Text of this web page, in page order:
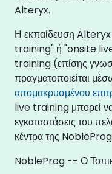
Alteryx.
Η εκπαίδευση Alteryx
training" ή "onsite
training (επίσης
πραγματοποιείται
απομακρυσμένου
live training μπορεί να
εγκαταστάσεις του
κέντρα της
NobleProg -- Ο